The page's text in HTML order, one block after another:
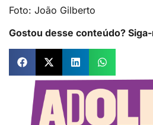
Foto: João Gilberto
Gostou desse conteúdo?